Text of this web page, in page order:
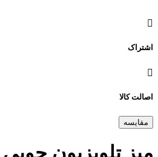
اشتراک
اصالت کالا
مقایسه